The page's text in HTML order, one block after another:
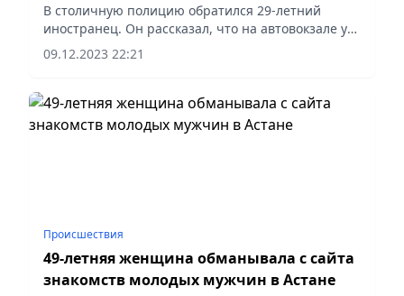
В столичную полицию обратился 29-летний
иностранец. Он рассказал, что на автовокзале у
него украли сумку, в которой находились 100 евро
и мобильный телефон.
09.12.2023 22:21
Происшествия
49-летняя женщина обманывала с сайта
знакомств молодых мужчин в Астане